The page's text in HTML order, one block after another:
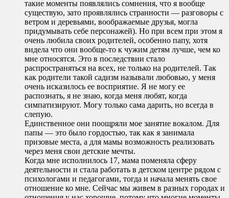
такие моменты появлялись сомнения, что я вообще
существую, зато проявлялись странности — разговоры с
ветром и деревьями, воображаемые друзья, могла
придумывать себе персонажей). Но при всем при этом я
очень любила своих родителей, особенно папу, хотя
видела что они вообще-то к чужим детям лучше, чем ко
мне относятся. Это в последствии стало
распространяться на всех, не только на родителей. Так
как родители такой садизм называли любовью, у меня
очень исказилось ее восприятие. Я не могу ее
распознать, я не знаю, когда меня любят, когда
симпатизируют. Могу только сама дарить, но всегда в
слепую.
Единственное они поощряли мое занятие вокалом. Для
папы — это было гордостью, так как я занимала
призовые места, а для мамы возможность реализовать
через меня свои детские мечты.
Когда мне исполнилось 17, мама поменяла сферу
деятельности и стала работать в детском центре рядом с
психологами и педагогами, тогда и начала менять свое
отношение ко мне. Сейчас мы живем в разных городах и